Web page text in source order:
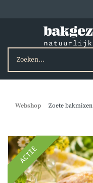
Webshop Zoete bakmixen
ACTIE